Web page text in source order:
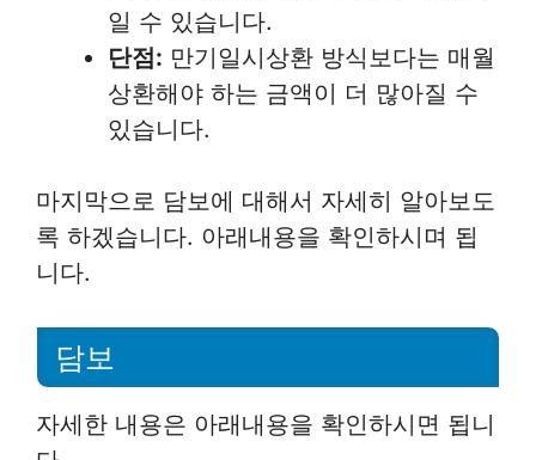
일 수 있습니다.
단점: 만기일시상환 방식보다는 매월
상환해야 하는 금액이 더 많아질 수
있습니다.
마지막으로 담보에 대해서 자세히 알아보도
록 하겠습니다. 아래내용을 확인하시며 됩
니다.
담보
자세한 내용은 아래내용을 확인하시면 됩니